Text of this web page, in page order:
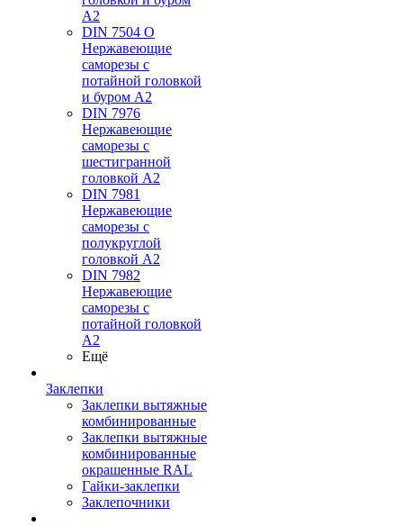
А2
DIN 7504 O
Нержавеющие
саморезы с
потайной головкой
и буром А2
DIN 7976
Нержавеющие
саморезы с
шестигранной
головкой А2
DIN 7981
Нержавеющие
саморезы с
полукруглой
головкой А2
DIN 7982
Нержавеющие
саморезы с
потайной головкой
А2
Ещё
Заклепки
Заклепки вытяжные
комбинированные
Заклепки вытяжные
комбинированные
окрашенные RAL
Гайки-заклепки
Заклепочники